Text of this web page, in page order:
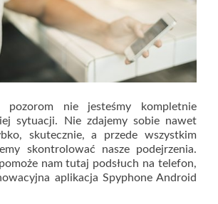
pozorom nie jesteśmy kompletnie
sytuacji. Nie zdajemy sobie nawet
skutecznie, a przede wszystkim
skontrolować nasze podejrzenia.
nam tutaj podsłuch na telefon,
aplikacja Spyphone Android